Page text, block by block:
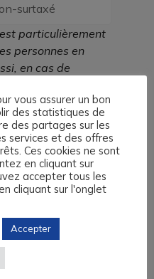
surtaxé
particulièrement
personnes en
en cas de
nous étudierons
accueillir dans
Handicap :
vous assurer un bon
des statistiques de
des partages sur les
services et des offres
Ces cookies ne sont
en cliquant sur
accepter tous les
cliquant sur l'onglet
Accepter